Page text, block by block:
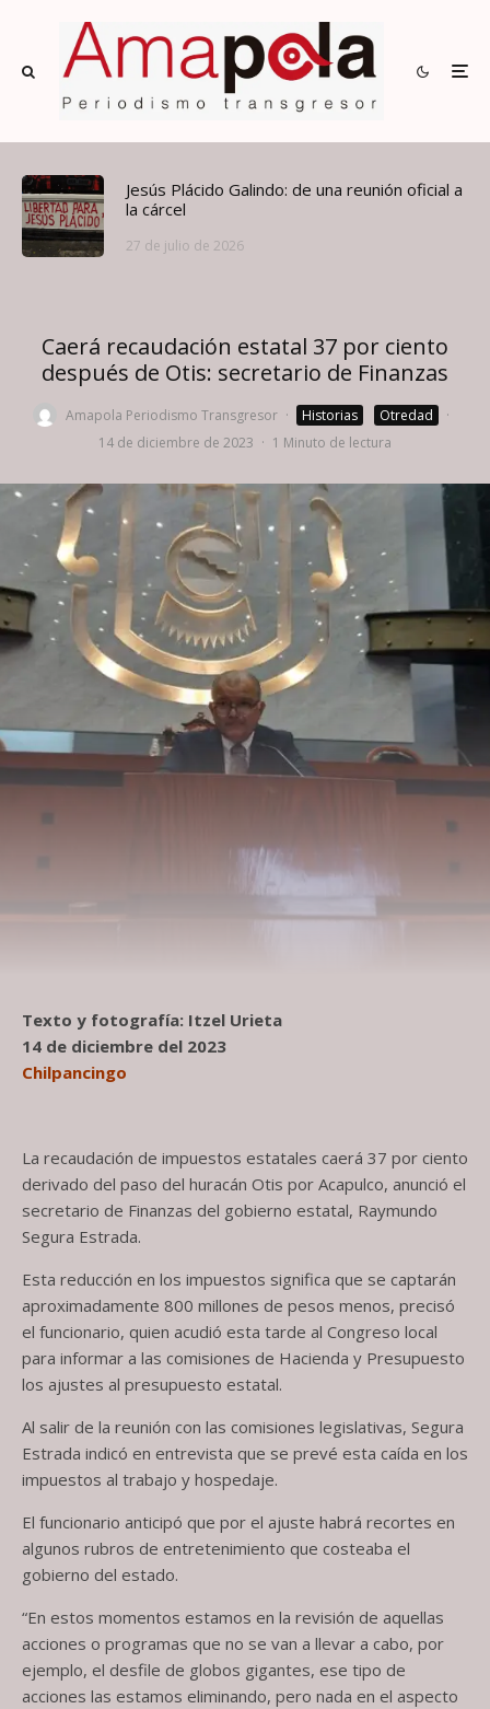
Jesús Plácido Galindo: de una reunión oficial a
la cárcel
27 de julio de 2026
Caerá recaudación estatal 37 por ciento
después de Otis: secretario de Finanzas
Amapola Periodismo Transgresor · Historias Otredad
·
14 de diciembre de 2023 · 1 Minuto de lectura
Texto y fotografía: Itzel Urieta
14 de diciembre del 2023
Chilpancingo
La recaudación de impuestos estatales caerá 37 por ciento
derivado del paso del huracán Otis por Acapulco, anunció el
secretario de Finanzas del gobierno estatal, Raymundo
Segura Estrada.
Esta reducción en los impuestos significa que se captarán
aproximadamente 800 millones de pesos menos, precisó
el funcionario, quien acudió esta tarde al Congreso local
para informar a las comisiones de Hacienda y Presupuesto
los ajustes al presupuesto estatal.
Al salir de la reunión con las comisiones legislativas, Segura
Estrada indicó en entrevista que se prevé esta caída en los
impuestos al trabajo y hospedaje.
El funcionario anticipó que por el ajuste habrá recortes en
algunos rubros de entretenimiento que costeaba el
gobierno del estado.
“En estos momentos estamos en la revisión de aquellas
acciones o programas que no se van a llevar a cabo, por
ejemplo, el desfile de globos gigantes, ese tipo de
acciones las estamos eliminando, pero nada en el aspecto